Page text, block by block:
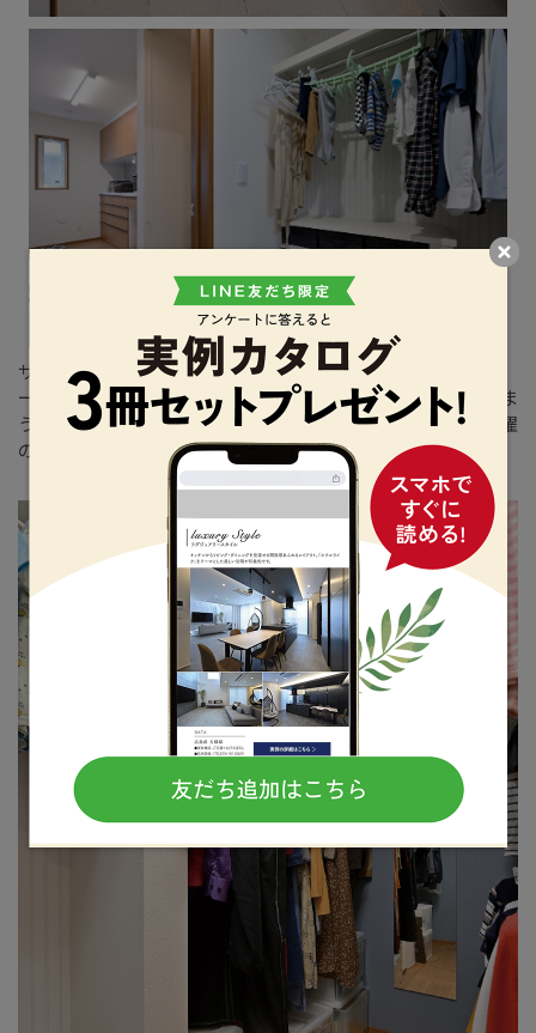
サニタリーの一角には、普段着を収納するウォークインクロ
ーゼットを配置。洗濯機で洗って、乾かした衣類をすぐにしま
うことができます。キッチンに隣接しているので、料理と洗濯
の同時進行も可能です。